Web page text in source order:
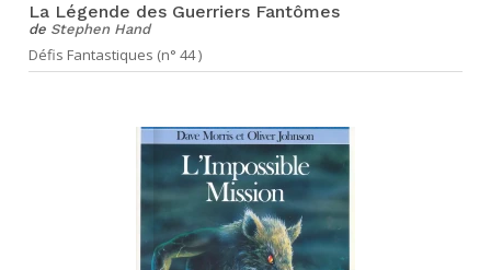
La Légende des Guerriers Fantômes
de Stephen Hand
Défis Fantastiques (n° 44 )